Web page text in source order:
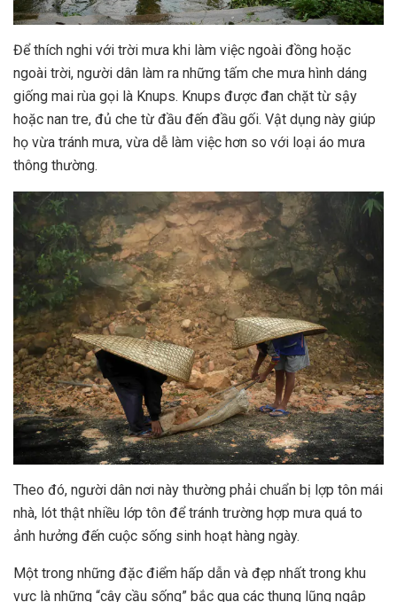
Để thích nghi với trời mưa khi làm việc ngoài đồng hoặc
ngoài trời, người dân làm ra những tấm che mưa hình dáng
giống mai rùa gọi là Knups. Knups được đan chặt từ sậy
hoặc nan tre, đủ che từ đầu đến đầu gối. Vật dụng này giúp
họ vừa tránh mưa, vừa dễ làm việc hơn so với loại áo mưa
thông thường.
Theo đó, người dân nơi này thường phải chuẩn bị lợp tôn mái
nhà, lót thật nhiều lớp tôn để tránh trường hợp mưa quá to
ảnh hưởng đến cuộc sống sinh hoạt hàng ngày.
Một trong những đặc điểm hấp dẫn và đẹp nhất trong khu
vực là những “cây cầu sống” bắc qua các thung lũng ngập